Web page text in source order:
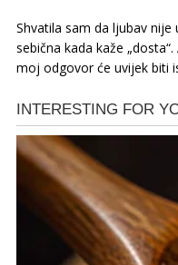
Shvatila sam da ljubav
sebična kada kaže
moj odgovor će uvijek biti